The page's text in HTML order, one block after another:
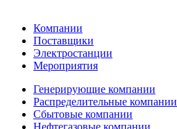
Компании
Поставщики
Электростанции
Мероприятия
Генерирующие компании
Распределительные компании
Сбытовые компании
Нефтегазовые компании